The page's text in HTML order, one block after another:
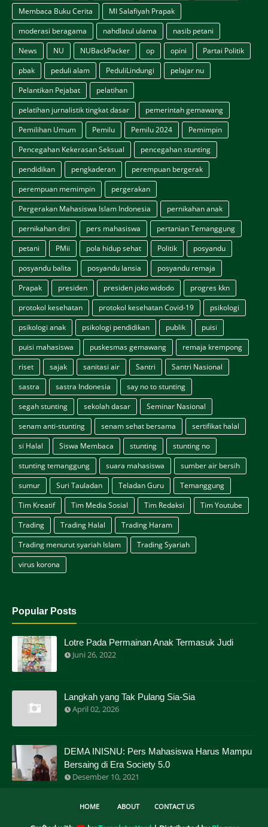
Membaca Buku Cerita
MI Salafiyah Prapak
moderasi beragama
nahdlatul ulama
nasib petani
News
NU NUBackPacker op opini
Partai Politik
pbak
peduli alam PeduliLindungi
pelajar nu
Pelantikan Pejabat
pelatihan
pelatihan jurnalistik tingkat dasar
pemerintah gemawang
Pemilihan Umum
Pemilu Pemilu 2024
Pemimpin
Pencegahan Kekerasan Seksual
pencegahan stunting
pendidikan
pengkaderan
perempuan bergerak
perempuan memimpin
pergerakan
Pergerakan Mahasiswa Islam Indonesia
pernikahan anak
pernikahan dini
pers mahasiswa
pertanian Temanggung
petani
PMii pola hidup sehat Politik
posyandu
posyandu balita
posyandu lansia
posyandu remaja
Prapak
presiden presiden joko widodo
progres kkn
protokol kesehatan
protokol kesehatan Covid-19
psikologi
psikologi anak
psikologi pendidikan publik
puisi
puisi mahasiswa
puskesmas gemawang
remaja krempong
riset
sajak sanitasi air Santri
Santri Nasional
sastra
sastra Indonesia
say no to stunting
segah stunting
sekolah dasar
Seminar Nasional
senam anti-stunting
senam sehat bersama
sertifikat halal
si Halal
Siswa Membaca stunting
stunting no
stunting temanggung
suara mahasiswa
sumber air bersih
sumur
Suri Tauladan Teladan Guru
Temanggung
Tim Kreatif
Tim Media Sosial Tim Redaksi
Tim Youtube
Trading
Trading Halal
Trading Haram
Trading menurut syariah Islam
Trading Syariah
virus korona
Popular Posts
Lotre Pada Permainan Anak Termasuk Judi
Juni 26, 2022
Langkah yang Tak Pulang Sia-Sia
April 02, 2026
DEMA INISNU: Pers Mahasiswa Harus Mampu
Bersaing di Era Society 5.0
Desember 10, 2021
HOME ABOUT CONTACT US